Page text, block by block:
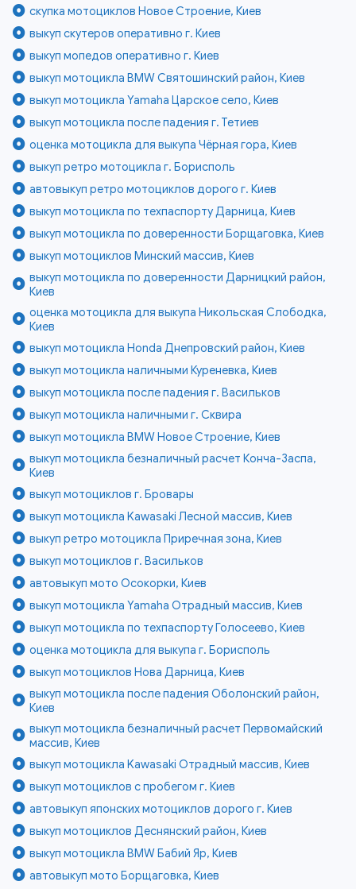
скупка мотоциклов Новое Строение, Киев
выкуп скутеров оперативно г. Киев
выкуп мопедов оперативно г. Киев
выкуп мотоцикла BMW Святошинский район, Киев
выкуп мотоцикла Yamaha Царское село, Киев
выкуп мотоцикла после падения г. Тетиев
оценка мотоцикла для выкупа Чёрная гора, Киев
выкуп ретро мотоцикла г. Борисполь
автовыкуп ретро мотоциклов дорого г. Киев
выкуп мотоцикла по техпаспорту Дарница, Киев
выкуп мотоцикла по доверенности Борщаговка, Киев
выкуп мотоциклов Минский массив, Киев
выкуп мотоцикла по доверенности Дарницкий район,
Киев
оценка мотоцикла для выкупа Никольская Слободка,
Киев
выкуп мотоцикла Honda Днепровский район, Киев
выкуп мотоцикла наличными Куреневка, Киев
выкуп мотоцикла после падения г. Васильков
выкуп мотоцикла наличными г. Сквира
выкуп мотоцикла BMW Новое Строение, Киев
выкуп мотоцикла безналичный расчет Конча-Заспа,
Киев
выкуп мотоциклов г. Бровары
выкуп мотоцикла Kawasaki Лесной массив, Киев
выкуп ретро мотоцикла Приречная зона, Киев
выкуп мотоциклов г. Васильков
автовыкуп мото Осокорки, Киев
выкуп мотоцикла Yamaha Отрадный массив, Киев
выкуп мотоцикла по техпаспорту Голосеево, Киев
оценка мотоцикла для выкупа г. Борисполь
выкуп мотоциклов Нова Дарница, Киев
выкуп мотоцикла после падения Оболонский район,
Киев
выкуп мотоцикла безналичный расчет Первомайский
массив, Киев
выкуп мотоцикла Kawasaki Отрадный массив, Киев
выкуп мотоциклов с пробегом г. Киев
автовыкуп японских мотоциклов дорого г. Киев
выкуп мотоциклов Деснянский район, Киев
выкуп мотоцикла BMW Бабий Яр, Киев
автовыкуп мото Борщаговка, Киев